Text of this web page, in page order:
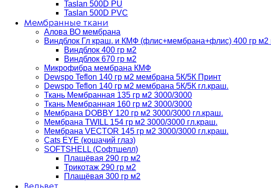
Taslan 500D PU
Taslan 500D PVC
Мембранные ткани
Алова ВО мембрана
Виндблок Гл краш. и КМФ (флис+мембрана+флис) 400 гр м2
Виндблок 400 гр м2
Виндблок 670 гр м2
Микрофибра мембрана КМФ
Dewspo Teflon 140 гр м2 мембрана 5К/5К Принт
Dewspo Teflon 140 гр м2 мембрана 5К/5К гл.краш.
Ткань Мембранная 135 гр м2 3000/3000
Ткань Мембранная 160 гр м2 3000/3000
Мембрана DOBBY 120 гр м2 3000/3000 гл.краш.
Мембрана TWILL 154 гр м2 3000/3000 гл.краш.
Мембрана VECTOR 145 гр м2 3000/3000 гл.краш.
Cats EYE (кошачий глаз)
SOFTSHELL (Софтшелл)
Плащёвая 290 гр м2
Трикотаж 290 гр м2
Плащёвая 300 гр м2
Вельвет